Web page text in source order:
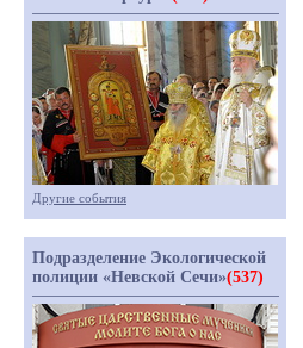
Другие события
Подразделение Экологической
полиции «Невской Сечи»(537)